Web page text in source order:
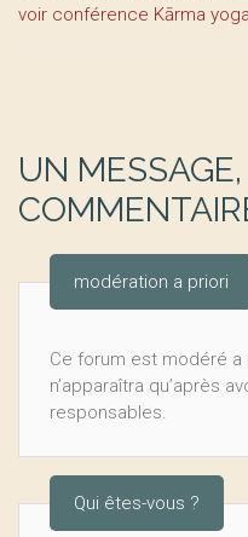
voir conférence Kārma yoga
UN
modération a priori
Ce forum est modéré
n’apparaîtra qu’après
responsables.
Qui êtes-vous ?